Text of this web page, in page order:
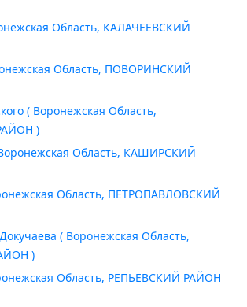
Область, КАЛАЧЕЕВСКИЙ
Область, ПОВОРИНСКИЙ
( Воронежская Область,
)
Область, КАШИРСКИЙ
Область, ПЕТРОПАВЛОВСКИЙ
( Воронежская Область,
)
Область, РЕПЬЕВСКИЙ РАЙОН